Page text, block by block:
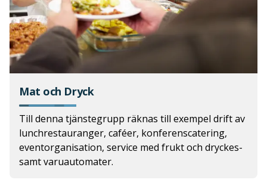
Mat och Dryck
Till denna tjänstegrupp räknas till exempel drift av
lunchrestauranger, caféer, konferenscatering,
eventorganisation, service med frukt och dryckes-
samt varuautomater.